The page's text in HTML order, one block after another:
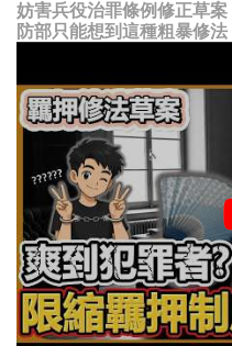
妨害兵役治罪條例修正草
防部只能想到這種粗暴修